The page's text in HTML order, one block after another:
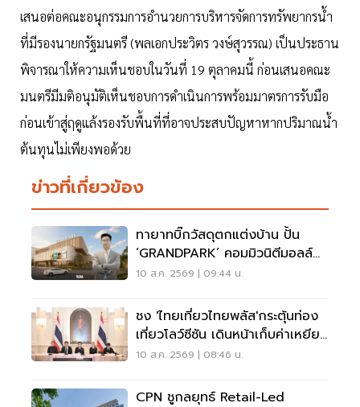
เสนอต่อคณะอนุกรรมการอำนวยการบริหารจัดการทรัพยากรน้ำ
ที่มีรองนายกรัฐมนตรี (พลเอกประวิตร วงษ์สุวรรณ) เป็นประธาน
พิจารณาให้ความเห็นชอบในวันที่ 19 ตุลาคมนี้ ก่อนเสนอคณะ
มนตรีมีมติอนุมัติเห็นชอบการดำเนินการพร้อมมาตรการรับมือ
ก่อนเข้าสู่ฤดูแล้งรองรับพื้นที่ที่อาจประสบปัญหาหากปริมาณน้ำ
ต้นทุนไม่เพียงพอด้วย
ข่าวที่เกี่ยวข้อง
ทายาทบิ๊กวัสดุตกแต่งบ้าน ปั้น
‘GRANDPARK’ คอมมิวนิตีมอลล์
สปอร์ตพรีเมียม 4,000 ล้าน
10 ส.ค. 2569 | 09:44 น.
ชง 'ไทยเที่ยวไทยพลัส'กระตุ้นท่อง
เที่ยวโลว์ซีซัน เดินหน้าเก็บค่าเหยียบ
แผ่นดิน
10 ส.ค. 2569 | 08:46 น.
CPN ชูกลยุทธ์ Retail-Led